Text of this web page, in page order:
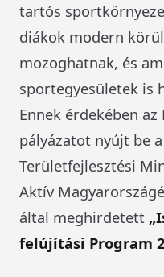
tartós
diákok modern
mozoghatnak, és
sportegyesületek is
Ennek érdekében
pályázatot nyújt be
Területfejlesztési
Aktív
által meghirdetett
felújítási Program